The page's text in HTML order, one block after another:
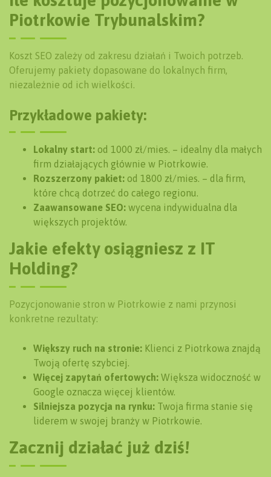
Piotrkowie Trybunalskim?
Koszt SEO zależy od zakresu działań i Twoich potrzeb.
Oferujemy pakiety dopasowane do lokalnych firm,
niezależnie od ich wielkości.
Przykładowe pakiety:
Lokalny start: od 1000 zł/mies. – idealny dla małych
firm działających głównie w Piotrkowie.
Rozszerzony pakiet: od 1800 zł/mies. – dla firm,
które chcą dotrzeć do całego regionu.
Zaawansowane SEO: wycena indywidualna dla
większych projektów.
Jakie efekty osiągniesz z IT
Holding?
Pozycjonowanie stron w Piotrkowie z nami przynosi
konkretne rezultaty:
Większy ruch na stronie: Klienci z Piotrkowa znajdą
Twoją ofertę szybciej.
Więcej zapytań ofertowych: Większa widoczność w
Google oznacza więcej klientów.
Silniejsza pozycja na rynku: Twoja firma stanie się
liderem w swojej branży w Piotrkowie.
Zacznij działać już dziś!